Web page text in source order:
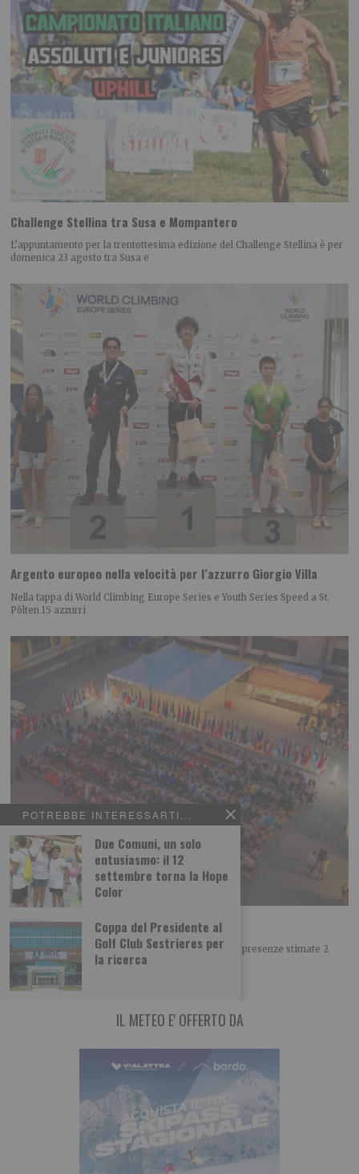
POTREBBE INTERESSARTI...
Due Comuni, un solo
entusiasmo: il 12
settembre torna la Hope
Color
Coppa del Presidente al
Golf Club Sestrieres per
la ricerca
Challenge Stellina tra Susa e Mompantero
L’appuntamento per la trentottesima edizione del Challenge Stellina è per
domenica 23 agosto tra Susa e
Argento europeo nella velocità per l’azzurro Giorgio Villa
Nella tappa di World Climbing Europe Series e Youth Series Speed a St.
Pölten 15 azzurri
Successo per i Campionati Giovanili di arco
8 giornate di gare 759 atleti 68 delegazioni 10.000 presenze stimate 2
medaglie azzurre Otto
IL METEO E' OFFERTO DA